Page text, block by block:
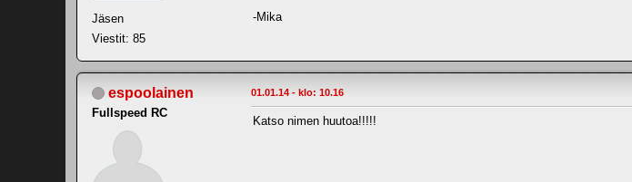
Jäsen
Viestit: 85
-Mika
espoolainen
Fullspeed RC
01.01.14 - klo: 10.16
Katso nimen huutoa!!!!!